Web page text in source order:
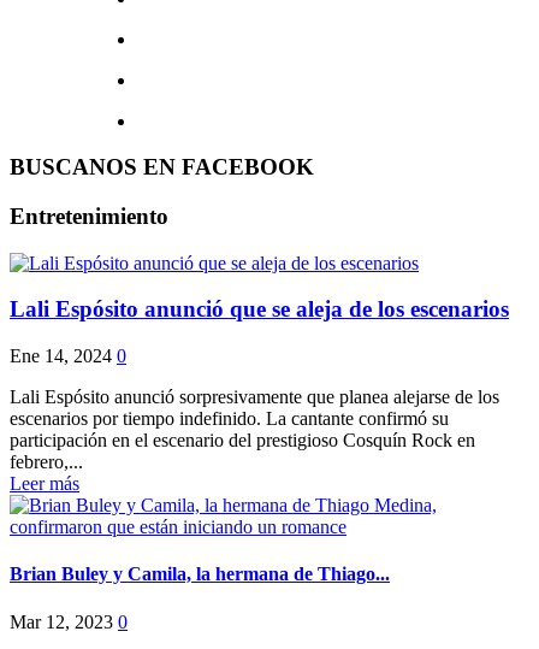
BUSCANOS EN FACEBOOK
Entretenimiento
Lali Espósito anunció que se aleja de los escenarios
Ene 14, 2024 0
Lali Espósito anunció sorpresivamente que planea alejarse de los
escenarios por tiempo indefinido. La cantante confirmó su
participación en el escenario del prestigioso Cosquín Rock en
febrero,...
Leer más
Brian Buley y Camila, la hermana de Thiago...
Mar 12, 2023 0